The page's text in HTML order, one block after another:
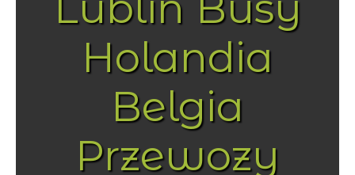
Holandia
Belgia
Przewozy